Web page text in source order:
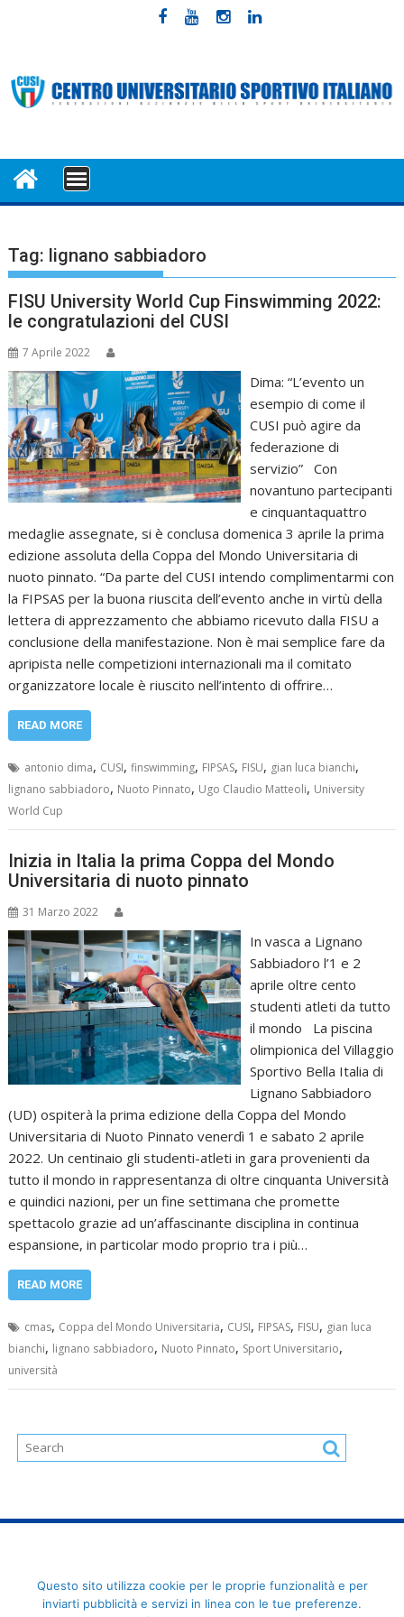
MENU
Tag: lignano sabbiadoro
FISU University World Cup Finswimming 2022:
le congratulazioni del CUSI
7 Aprile 2022
Dima: “L’evento un
esempio di come il
CUSI può agire da
federazione di
servizio” Con
novantuno partecipanti
e cinquantaquattro
medaglie assegnate, si è conclusa domenica 3 aprile la prima
edizione assoluta della Coppa del Mondo Universitaria di
nuoto pinnato. “Da parte del CUSI intendo complimentarmi con
la FIPSAS per la buona riuscita dell’evento anche in virtù della
lettera di apprezzamento che abbiamo ricevuto dalla FISU a
conclusione della manifestazione. Non è mai semplice fare da
apripista nelle competizioni internazionali ma il comitato
organizzatore locale è riuscito nell’intento di offrire…
READ MORE
antonio dima, CUSI,finswimming, FIPSAS, FISU, gian luca bianchi,
lignano sabbiadoro, Nuoto Pinnato, Ugo Claudio Matteoli, University
World Cup
Inizia in Italia la prima Coppa del Mondo
Universitaria di nuoto pinnato
31 Marzo 2022
In vasca a Lignano
Sabbiadoro l’1 e 2
aprile oltre cento
studenti atleti da tutto
il mondo La piscina
olimpionica del Villaggio
Sportivo Bella Italia di
Lignano Sabbiadoro
(UD) ospiterà la prima edizione della Coppa del Mondo
Universitaria di Nuoto Pinnato venerdì 1 e sabato 2 aprile
2022. Un centinaio gli studenti-atleti in gara provenienti da
tutto il mondo in rappresentanza di oltre cinquanta Università
e quindici nazioni, per un fine settimana che promette
spettacolo grazie ad un’affascinante disciplina in continua
espansione, in particolar modo proprio tra i più…
READ MORE
cmas, Coppa del Mondo Universitaria, CUSI, FIPSAS, FISU, gian luca
bianchi, lignano sabbiadoro, Nuoto Pinnato, Sport Universitario,
università
FederCUSI: Federazione Italiana dello Sport Universitario - Via
Angelo Brofferio, 7 - 00195 Roma - C.F. 80109270589
Questo sito utilizza cookie per le proprie funzionalità e per
inviarti pubblicità e servizi in linea con le tue preferenze.